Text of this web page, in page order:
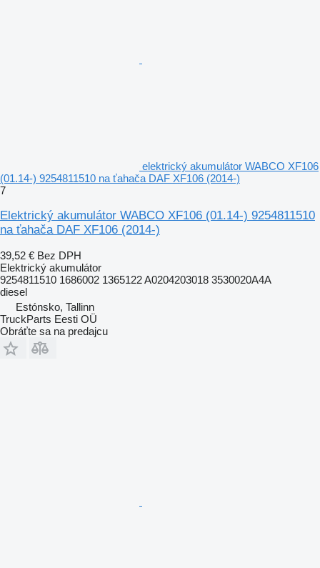
elektrický akumulátor WABCO XF106
(01.14-) 9254811510 na ťahača DAF XF106 (2014-)
7
Elektrický akumulátor WABCO XF106 (01.14-) 9254811510
na ťahača DAF XF106 (2014-)
39,52 € Bez DPH
Elektrický akumulátor
9254811510 1686002 1365122 A0204203018 3530020A4A
diesel
Estónsko, Tallinn
TruckParts Eesti OÜ
Obráťte sa na predajcu